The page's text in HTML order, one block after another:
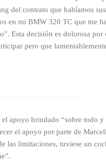
del contrato que habíamos
en mi BMW 320 TC que me
Esta decisión es dolorosa
pero que
apoyo brindado “sobre
el apoyo por parte de
las limitaciones, tuviese un